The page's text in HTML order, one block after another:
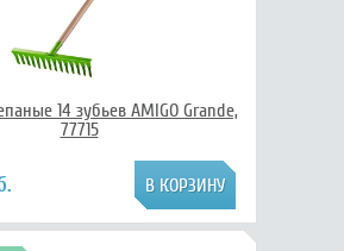
14 зубьев AMIGO Grande,
77715